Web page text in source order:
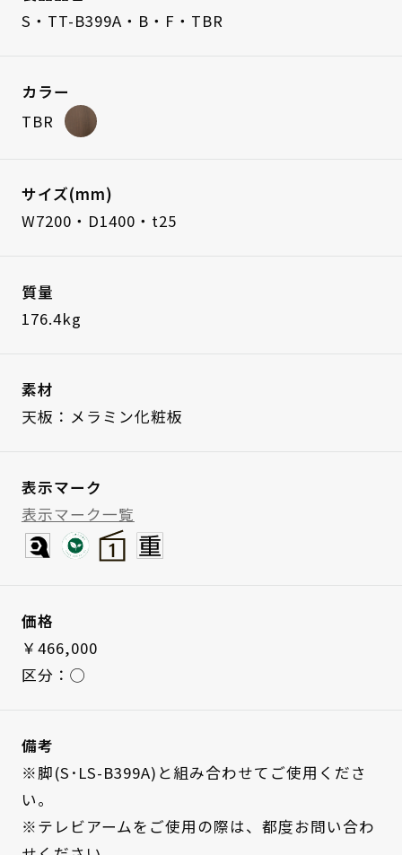
S・TT-B399A・B・F・TBR
カラー
TBR
サイズ(mm)
W7200・D1400・t25
質量
176.4kg
素材
天板：メラミン化粧板
表示マーク
表示マーク一覧
価格
￥466,000
区分：◯
備考
※脚(S･LS-B399A)と組み合わせてご使用くださ
い。
※テレビアームをご使用の際は、都度お問い合わ